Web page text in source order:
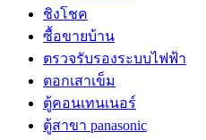
ชิงโชค
ซื้อขายบ้าน
ตรวจรับรองระบบไฟฟ้า
ตอกเสาเข็ม
ตู้คอนเทนเนอร์
ตู้สาขา panasonic